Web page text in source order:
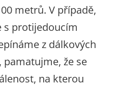
metrů. V případě,
s protijedoucím
z dálkových
pamatujme, že se
na kterou